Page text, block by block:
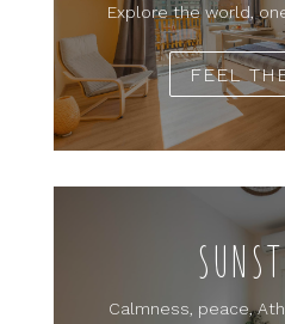
Explore the world,
FEEL
Calmness, peace,